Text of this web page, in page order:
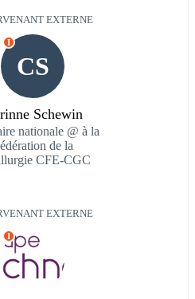
EXTERNE
CS
I
Schewin
nationale @ à la
de la
CFE-CGC
EXTERNE
I